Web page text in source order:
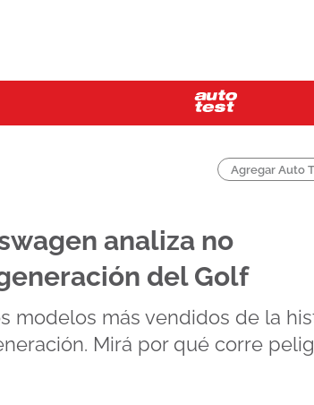
Agregar Auto
analiza no
del Golf
modelos más vendidos de la
Mirá por qué corre